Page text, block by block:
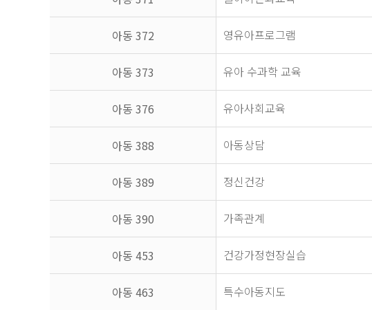
아동 372 영유아프로그램
아동 373 유아 수과학 교육
아동 376 유아사회교육
아동 388 아동상담
아동 389 정신건강
아동 390 가족관계
아동 453 건강가정현장실습
아동 463 특수아동지도